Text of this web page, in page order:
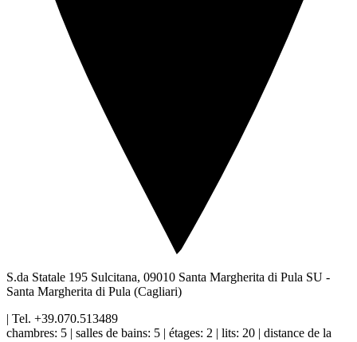
S.da Statale 195 Sulcitana, 09010 Santa Margherita di Pula SU -
Santa Margherita di Pula (Cagliari)
| Tel. +39.070.513489
chambres: 5 | salles de bains: 5 | étages: 2 | lits: 20 | distance de la